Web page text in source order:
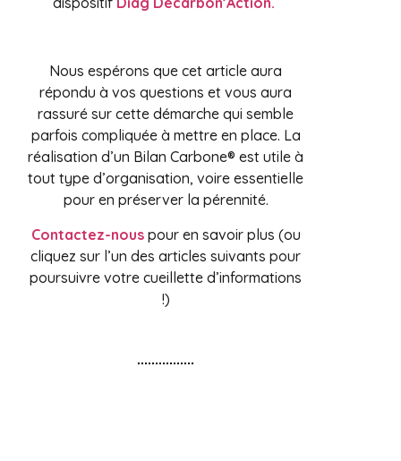
Nous espérons que cet article aura
répondu à vos questions et vous aura
rassuré sur cette démarche qui semble
parfois compliquée à mettre en place. La
réalisation d’un Bilan Carbone® est utile à
tout type d’organisation, voire essentielle
pour en préserver la pérennité.
Contactez-nouspour en savoir plus (ou
cliquez sur l’un des articles suivants pour
poursuivre votre cueillette d’informations
!)